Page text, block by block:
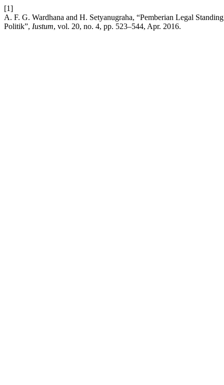
[1]
A. F. G. Wardhana and H. Setyanugraha, “Pemberian Legal
Politik”, Iustum, vol. 20, no. 4, pp. 523–544, Apr. 2016.